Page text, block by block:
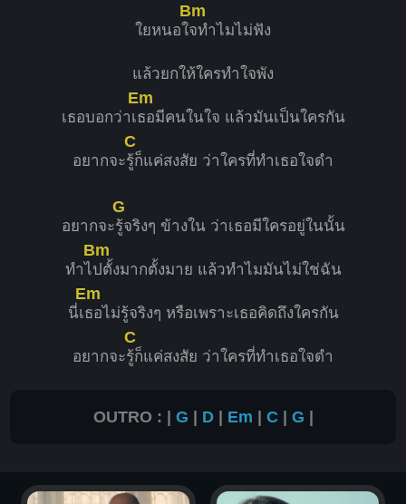
ใยหนอใ
Bm
จทำไมไม่ฟัง
แล้วยกให้ใครทำใจพัง
เธอบอกว่าเ
Em
ธอมีคนในใจ แล้วมันเป็นใครกัน
อยากจะ
C
รู้ก็แค่สงสัย ว่าใครที่ทำเธอใจดำ
อยากจะ
G
รู้จริงๆ ข้างใน ว่าเธอมีใครอยู่ในนั้น
ทำไ
Bm
ปตั้งมากตั้งมาย แล้วทำไมมันไม่ใช่ฉัน
นี่เ
Em
ธอไม่รู้จริงๆ หรือเพราะเธอคิดถึงใครกัน
อยากจะ
C
รู้ก็แค่สงสัย ว่าใครที่ทำเธอใจดำ
OUTRO : | G | D| Em | C | G |